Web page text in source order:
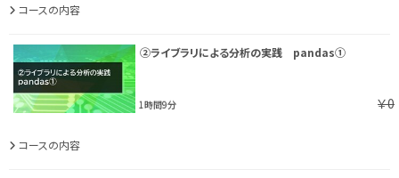
コースの内容
②ライブラリによる分析の実践 pandas①
1時間9分 ￥0
コースの内容